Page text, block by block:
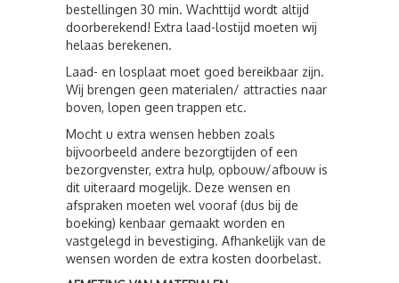
bestellingen 30 min. Wachttijd wordt altijd
doorberekend! Extra laad-lostijd moeten wij
helaas berekenen.
Laad- en losplaat moet goed bereikbaar zijn.
Wij brengen geen materialen/ attracties naar
boven, lopen geen trappen etc.
Mocht u extra wensen hebben zoals
bijvoorbeeld andere bezorgtijden of een
bezorgvenster, extra hulp, opbouw/afbouw is
dit uiteraard mogelijk. Deze wensen en
afspraken moeten wel vooraf (dus bij de
boeking) kenbaar gemaakt worden en
vastgelegd in bevestiging. Afhankelijk van de
wensen worden de extra kosten doorbelast.